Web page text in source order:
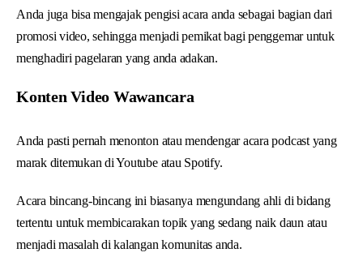
Anda juga bisa mengajak pengisi acara anda sebagai bagian dari
promosi video, sehingga menjadi pemikat bagi penggemar untuk
menghadiri pagelaran yang anda adakan.
Konten Video Wawancara
Anda pasti pernah menonton atau mendengar acara podcast yang
marak ditemukan di Youtube atau Spotify.
Acara bincang-bincang ini biasanya mengundang ahli di bidang
tertentu untuk membicarakan topik yang sedang naik daun atau
menjadi masalah di kalangan komunitas anda.